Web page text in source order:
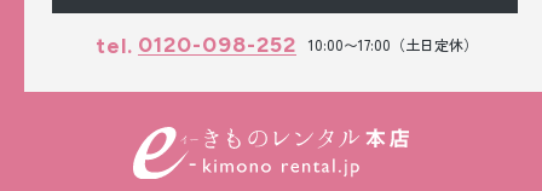
tel. 0120-098-252 10:00〜17:00（土日定休）